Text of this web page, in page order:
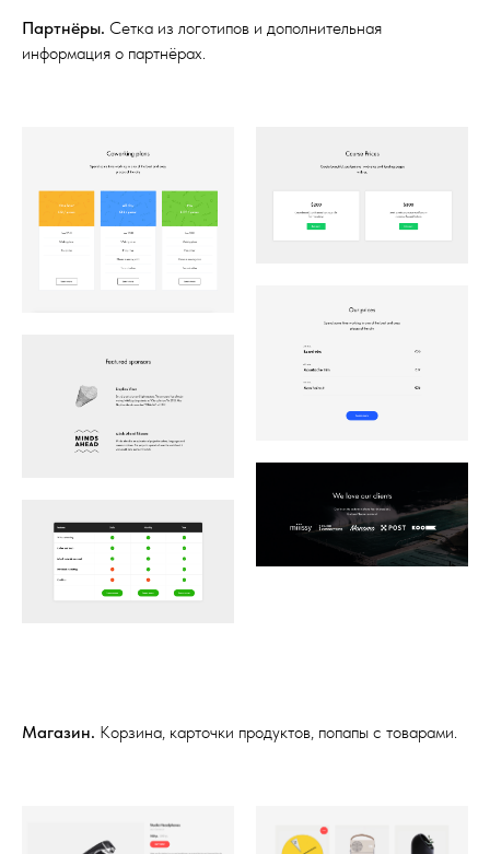
Партнёры. Сетка из логотипов и дополнительная
информация о партнёрах.
Магазин. Корзина, карточки продуктов, попапы с товарами.